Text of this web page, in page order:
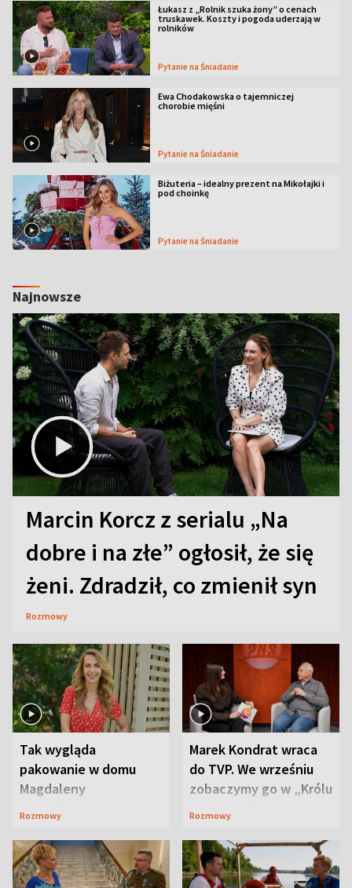
Łukasz z „Rolnik szuka żony” o cenach
truskawek. Koszty i pogoda uderzają w
rolników
Pytanie na Śniadanie
Ewa Chodakowska o tajemniczej
chorobie mięśni
Pytanie na Śniadanie
Biżuteria – idealny prezent na Mikołajki i
pod choinkę
Pytanie na Śniadanie
Najnowsze
Marcin Korcz z serialu „Na
dobre i na złe” ogłosił, że się
żeni. Zdradził, co zmienił syn
Rozmowy
Tak wygląda
pakowanie w domu
Magdaleny
Waligórskiej-Lisieckiej.
Rozmowy
Marek Kondrat wraca
do TVP. We wrześniu
zobaczymy go w „Królu
Maciusiu I”
Rozmowy